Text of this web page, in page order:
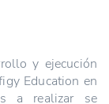
y ejecución
Education en
a realizar se